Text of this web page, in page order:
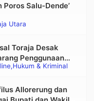
Utara
Poros Salu-Dende’
Hukum & Kriminal
Toraja Desak
Penggunaan
Rumah Adat
Allorerung dan